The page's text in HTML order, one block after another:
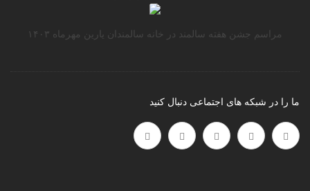
مراسم جشن هفته سالمند در خانه سالمندان یارین مهرماه ۱۴۰۳
ما را در شبکه های اجتماعی دنبال کنید